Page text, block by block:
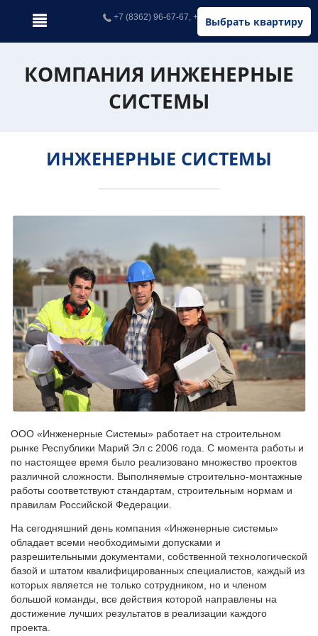
Выбрать квартиру
+7 (8362) 96-67-67, +7 (902) 326-67-67
КОМПАНИЯ ИНЖЕНЕРНЫЕ
СИСТЕМЫ
ИНЖЕНЕРНЫЕ СИСТЕМЫ
ООО «Инженерные Системы» работает на строительном
рынке Республики Марий Эл с 2006 года. С момента работы и
по настоящее время было реализовано множество проектов
различной сложности. Выполняемые строительно-монтажные
работы соответствуют стандартам, строительным нормам и
правилам Российской Федерации.
На сегодняшний день компания «Инженерные системы»
обладает всеми необходимыми допусками и
разрешительными документами, собственной технологической
базой и штатом квалифицированных специалистов, каждый из
которых является не только сотрудником, но и членом
большой команды, все действия которой направлены на
достижение лучших результатов в реализации каждого
проекта.